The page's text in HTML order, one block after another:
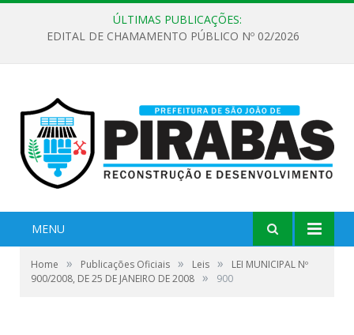
ÚLTIMAS PUBLICAÇÕES:
EDITAL DE CHAMAMENTO PÚBLICO Nº 02/2026
MENU
Home » Publicações Oficiais » Leis »
LEI MUNICIPAL Nº
900/2008, DE 25 DE JANEIRO DE 2008 » 900